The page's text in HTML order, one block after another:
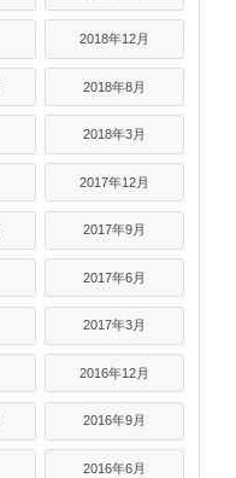
2018年12月
2018年8月
2018年3月
2017年12月
2017年9月
2017年6月
2017年3月
2016年12月
2016年9月
2016年6月